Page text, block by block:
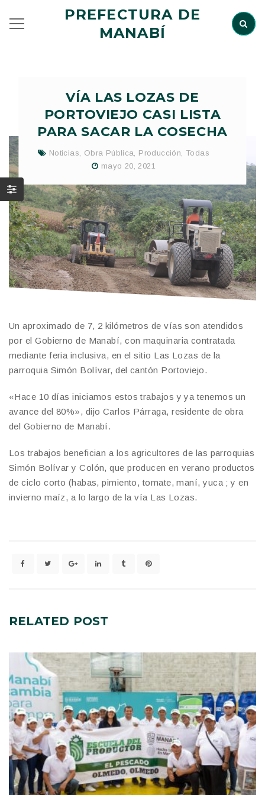
PREFECTURA DE
MANABÍ
VÍA LAS LOZAS DE
PORTOVIEJO CASI LISTA
PARA SACAR LA COSECHA
Noticias Obra Pública Producción
Todas
mayo 20, 2021
Un aproximado de 7, 2 kilómetros de vías son atendidos
por el Gobierno de Manabí, con maquinaria contratada
mediante feria inclusiva, en el sitio Las Lozas de la
parroquia Simón Bolívar, del cantón Portoviejo.
«Hace 10 días iniciamos estos trabajos y ya tenemos un
avance del 80%», dijo Carlos Párraga, residente de obra
del Gobierno de Manabí.
Los trabajos benefician a los agricultores de las parroquias
Simón Bolívar y Colón, que producen en verano productos
de ciclo corto (habas, pimiento, tomate, maní, yuca ; y en
invierno maíz, a lo largo de la vía Las Lozas.
RELATED POST